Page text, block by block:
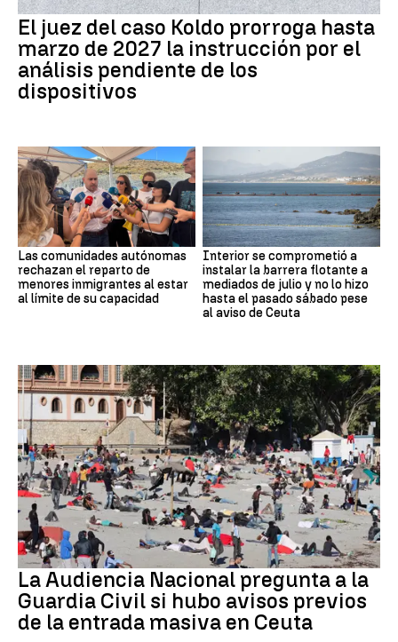
El juez del caso Koldo prorroga hasta
marzo de 2027 la instrucción por el
análisis pendiente de los
dispositivos
Las comunidades autónomas
rechazan el reparto de
menores inmigrantes al estar
al límite de su capacidad
Interior se comprometió a
instalar la barrera flotante a
mediados de julio y no lo hizo
hasta el pasado sábado pese
al aviso de Ceuta
Crisis migratoria
La Audiencia Nacional pregunta a la
Guardia Civil si hubo avisos previos
de la entrada masiva en Ceuta